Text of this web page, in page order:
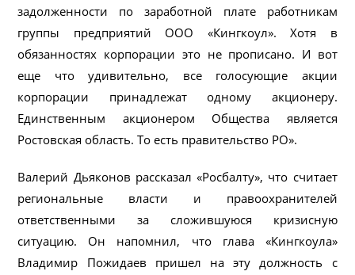
задолженности по заработной плате работникам
группы предприятий ООО «Кингкоул». Хотя в
обязанностях корпорации это не прописано. И вот
еще что удивительно, все голосующие акции
корпорации принадлежат одному акционеру.
Единственным акционером Общества является
Ростовская область. То есть правительство РО».
Валерий Дьяконов рассказал «Росбалту», что считает
региональные власти и правоохранителей
ответственными за сложившуюся кризисную
ситуацию. Он напомнил, что глава «Кингкоула»
Владимир Пожидаев пришел на эту должность с